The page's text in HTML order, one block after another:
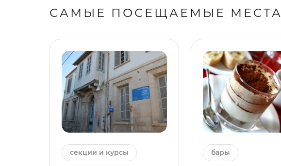
САМЫЕ ПОСЕЩАЕМЫЕ МЕСТА
секции и курсы бары